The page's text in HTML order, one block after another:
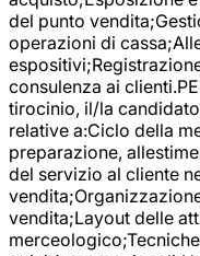
del punto
operazioni di
consulenza ai
tirocinio, il/la
relative a:Ciclo della
preparazione,
del servizio al cliente
vendita;Layout delle